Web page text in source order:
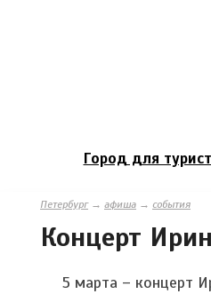
Город для
Петербург→ афиша → события
Концерт
5 марта – концерт